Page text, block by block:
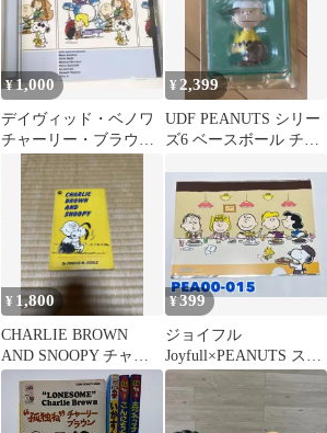
¥1,000
デイヴィッド・ベノワ
チャーリー・ブラウン
CD 帯付
¥ 2,399
UDF PEANUTS シリー
ズ6 ベースボール チャ
¥ 1,800
CHARLIE BROWN
AND SNOOPY チャー
ルズ・M・シュルツ
¥ 399
ジョイフル
Joyfull×PEANUTS スヌ
ーピーコラボ クリアフ
ァイル E